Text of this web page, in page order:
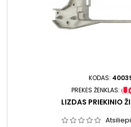
KODAS:
PREKĖS ŽENKLAS:
LIZDAS PRIEKINIO